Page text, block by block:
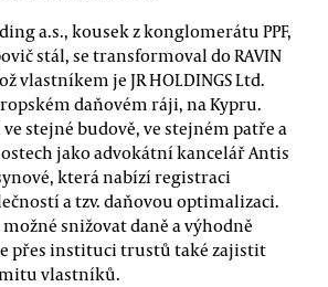
a.s., kousek z konglomerátu PPF,
stál, se transformoval do RAVIN
vlastníkem je JR HOLDINGS Ltd.
daňovém ráji, na Kypru.
stejné budově, ve stejném patře a
jako advokátní kancelář Antis
která nabízí registraci
a tzv. daňovou optimalizaci.
snižovat daně a výhodně
přes instituci trustů také zajistit
vlastníků.